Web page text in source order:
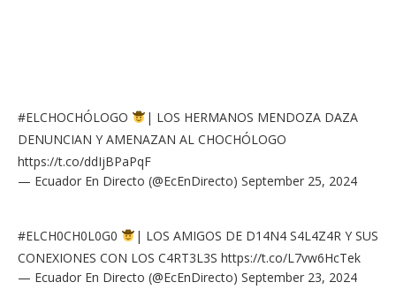
#ELCHOCHÓLOGO
| LOS HERMANOS MENDOZA DAZA
DENUNCIAN Y AMENAZAN AL CHOCHÓLOGO
https://t.co/ddIjBPaPqF
— Ecuador En Directo (@EcEnDirecto) September 25, 2024
#ELCH0CH0L0G0
| LOS AMIGOS DE D14N4 S4L4Z4R Y SUS
CONEXIONES CON LOS C4RT3L3S https://t.co/L7vw6HcTek
— Ecuador En Directo (@EcEnDirecto) September 23, 2024